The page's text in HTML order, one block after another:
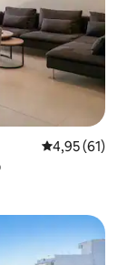
საშუალო
4,95 (61)